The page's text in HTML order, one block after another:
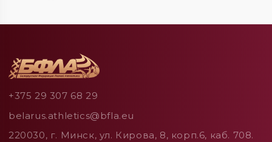
+375 29 307 68 29
belarus.athletics@bfla.eu
220030, г. Минск, ул. Кирова, 8, корп.6, каб. 708.